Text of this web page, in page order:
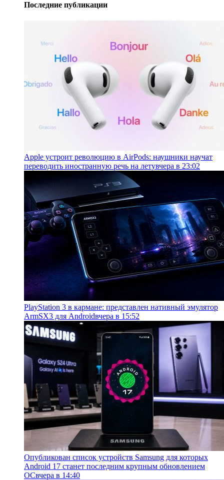
Последние публикации
Apple устроит революцию в AirPods: наушники научат
переводить иностранную речь на летувчера в 23:02
PlayStation 3 в кармане: представлен нативный эмулятор
ArmSX3 для Androidвчера в 15:52
Опубликован список устройств Samsung для которых
Android 17 станет последним крупным обновлением
ОСвчера в 14:40